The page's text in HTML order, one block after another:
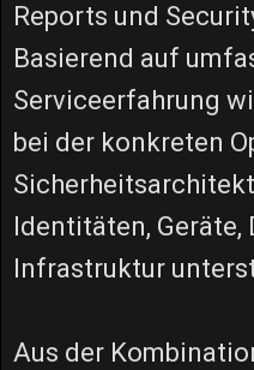
Reports und
Basierend auf
Serviceerfahrung
bei der konkreten
Identitäten, Geräte,
Infrastruktur
Aus der